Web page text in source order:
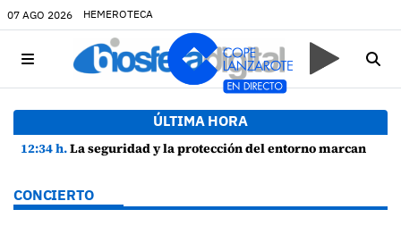
07 AGO 2026 HEMEROTECA
ÚLTIMA HORA
12:34 h.La seguridad y la protección del entorno marcan la planificación de las Fiestas de La Caleta de Famara
CONCIERTO